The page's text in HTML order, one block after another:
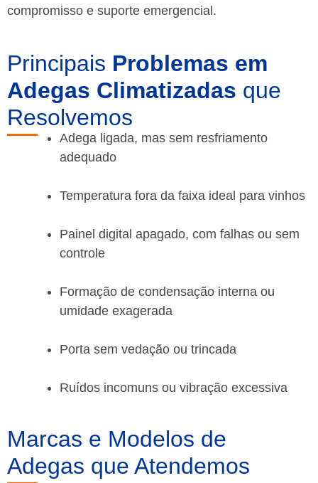
compromisso e suporte emergencial.
Principais Problemas em
Adegas Climatizadas que
Resolvemos
Adega ligada, mas sem resfriamento
adequado
Temperatura fora da faixa ideal para vinhos
Painel digital apagado, com falhas ou sem
controle
Formação de condensação interna ou
umidade exagerada
Porta sem vedação ou trincada
Ruídos incomuns ou vibração excessiva
Marcas e Modelos de
Adegas que Atendemos